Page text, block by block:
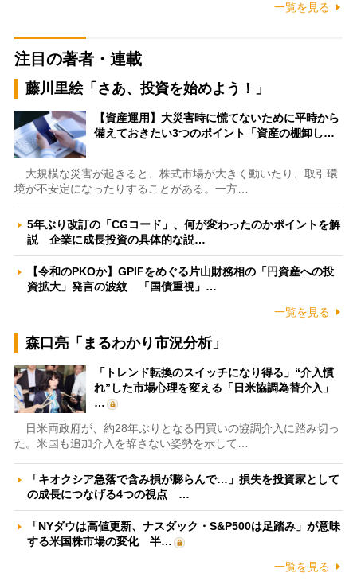
一覧を見る
注目の著者・連載
藤川里絵「さあ、投資を始めよう！」
【資産運用】大災害時に慌てないために平時から
備えておきたい3つのポイント「資産の棚卸し…
大規模な災害が起きると、株式市場が大きく動いたり、取引環
境が不安定になったりすることがある。一方…
5年ぶり改訂の「CGコード」、何が変わったのかポイントを解
説 企業に成長投資の具体的な説…
【令和のPKOか】GPIFをめぐる片山財務相の「円資産への投
資拡大」発言の波紋 「国債重視」…
一覧を見る
森口亮「まるわかり市況分析」
「トレンド転換のスイッチになり得る」“介入慣
れ”した市場心理を変える「日米協調為替介入」
…
日米両政府が、約28年ぶりとなる円買いの協調介入に踏み切っ
た。米国も追加介入を辞さない姿勢を示して…
「キオクシア急落で含み損が膨らんで…」損失を投資家として
の成長につなげる4つの視点 …
「NYダウは高値更新、ナスダック・S&P500は足踏み」が意味
する米国株市場の変化 半…
一覧を見る